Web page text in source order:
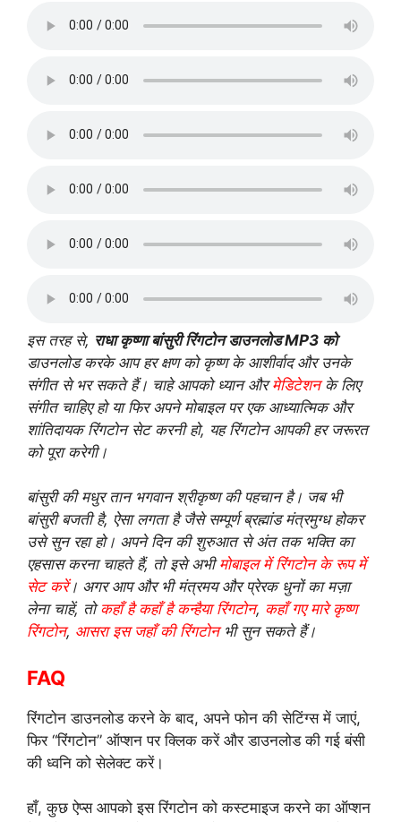
इस तरह से, राधा कृष्णा बांसुरी रिंगटोन डाउनलोड MP3 को
डाउनलोड करके आप हर क्षण को कृष्ण के आशीर्वाद और उनके
संगीत से भर सकते हैं। चाहे आपको ध्यान औरमेडिटेशनके लिए
संगीत चाहिए हो या फिर अपने मोबाइल पर एक आध्यात्मिक और
शांतिदायक रिंगटोन सेट करनी हो, यह रिंगटोन आपकी हर जरूरत
को पूरा करेगी।
बांसुरी की मधुर तान भगवान श्रीकृष्ण की पहचान है। जब भी
बांसुरी बजती है, ऐसा लगता है जैसे सम्पूर्ण ब्रह्मांड मंत्रमुग्ध होकर
उसे सुन रहा हो। अपने दिन की शुरुआत से अंत तक भक्ति का
एहसास करना चाहते हैं, तो इसे अभीमोबाइल में रिंगटोन के रूप में
सेट करें। अगर आप और भी मंत्रमय और प्रेरक धुनों का मज़ा
लेना चाहें, तोकहाँ है कहाँ है कन्हैया रिंगटोन, कहाँ गए मारे कृष्ण
रिंगटोन, आसरा इस जहाँ की रिंगटोनभी सुन सकते हैं।
FAQ
रिंगटोन डाउनलोड करने के बाद, अपने फोन की सेटिंग्स में जाएं,
फिर “रिंगटोन” ऑप्शन पर क्लिक करें और डाउनलोड की गई बंसी
की ध्वनि को सेलेक्ट करें।
हाँ, कुछ ऐप्स आपको इस रिंगटोन को कस्टमाइज करने का ऑप्शन